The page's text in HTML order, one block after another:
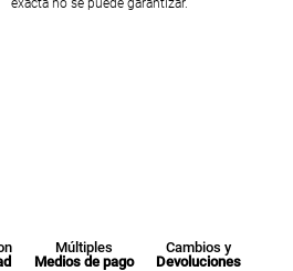
exacta no se puede garantizar.
Múltiples
Medios de pago
Cambios y
Devoluciones